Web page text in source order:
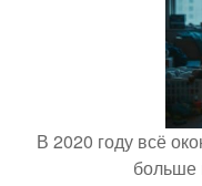
В 2020 году всё
больше